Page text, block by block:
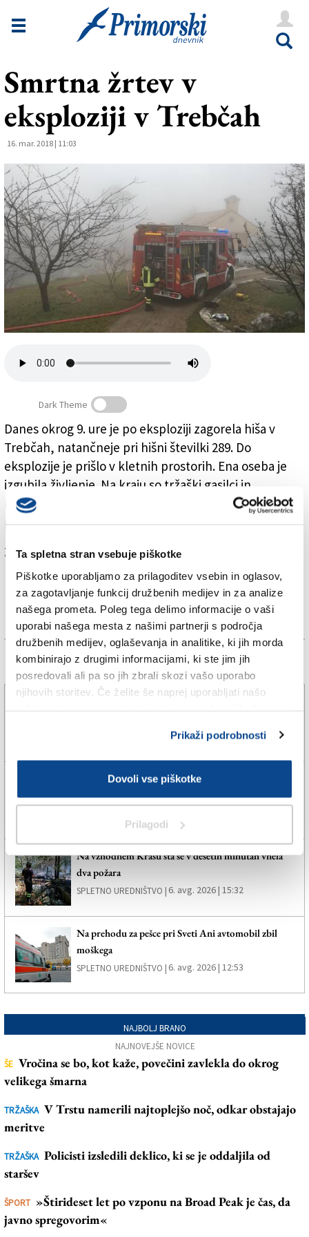
Ta spletna stran vsebuje piškotke
Piškotke uporabljamo za prilagoditev vsebin in oglasov,
za zagotavljanje funkcij družbenih medijev in za analize
našega prometa. Poleg tega delimo informacije o vaši
uporabi našega mesta z našimi partnerji s področja
družbenih medijev, oglaševanja in analitike, ki jih morda
kombinirajo z drugimi informacijami, ki ste jim jih
posredovali ali pa so jih zbrali skozi vašo uporabo
njihovih storitev. Če želite še naprej uporabljati našo
Prikaži podrobnosti
Dovoli vse piškotke
Prilagodi
Novice
Goriška
Kultura
Še
Vreme
V Kioskih
Uredništvo
Oglasi
Založnik
Smrtna žrtev v
eksploziji v Trebčah
16. mar. 2018 | 11:03
Smrtna žrtev v eksploziji v Trebčah
Dark Theme
Danes okrog 9. ure je po eksploziji zagorela hiša v
Trebčah, natančneje pri hišni številki 289. Do
eksplozije je prišlo v kletnih prostorih. Ena oseba je
izgubila življenje. Na kraju so tržaški gasilci in
reševalci. Hiša je izven središča Trebč, vzdolž ceste, ki
pelje proti Padričam, v notranjosti.
Za branje in pisanje komentarjevje potrebna prijava
Več novic
»Te dni velja oranžno opozorilo, zato prekinitev
6. avg. 2026 | 20:31
Policisti izsledili deklico, ki se je oddaljila od staršev
6. avg. 2026 | 18:36
Na vzhodnem Krasu sta se v desetih minutah vnela
dva požara
SPLETNO UREDNIŠTVO |6. avg. 2026 | 15:32
Na prehodu za pešce pri Sveti Ani avtomobil zbil
moškega
SPLETNO UREDNIŠTVO | 6. avg. 2026 | 12:53
NAJBOLJ BRANO
NAJNOVEJŠE NOVICE
ŠE Vročina se bo, kot kaže, povečini zavlekla do okrog
velikega šmarna
TRŽAŠKA V Trstu namerili najtoplejšo noč, odkar obstajajo
meritve
TRŽAŠKA Policisti izsledili deklico, ki se je oddaljila od
staršev
ŠPORT »Štirideset let po vzponu na Broad Peak je čas, da
javno spregovorim«